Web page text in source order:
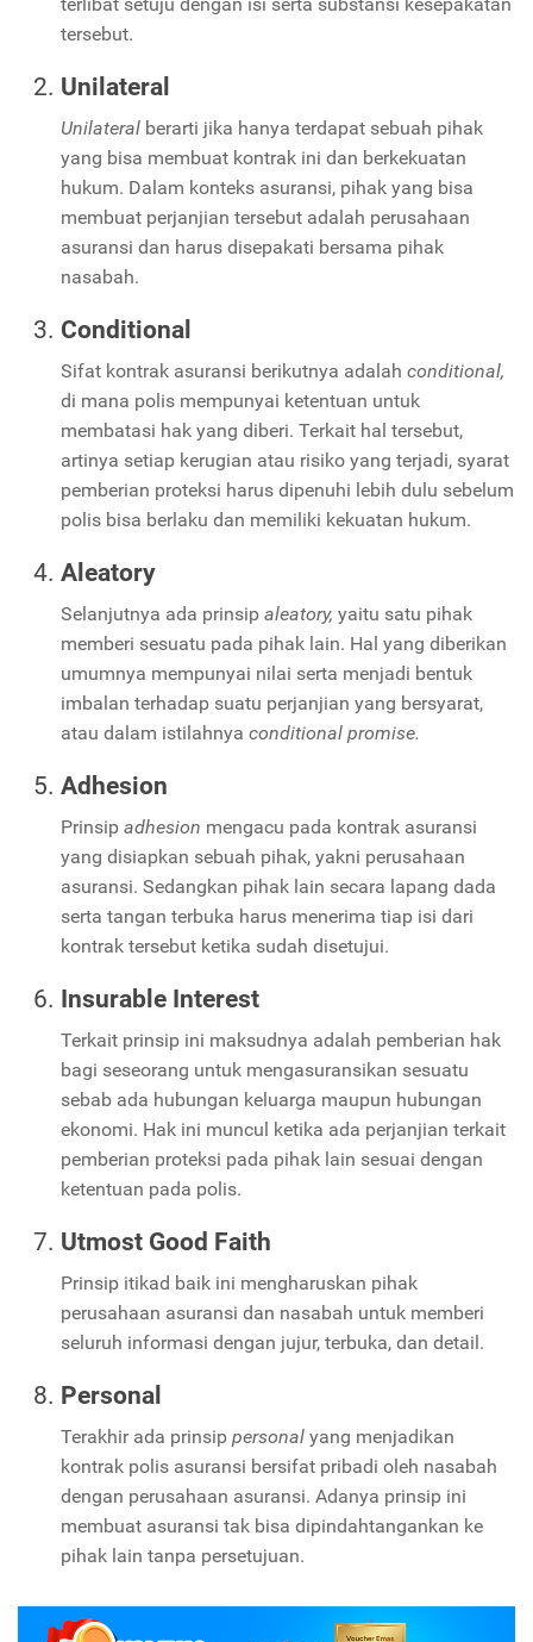
tersebut.
Unilateral
Unilateral berarti jika hanya terdapat sebuah pihak
yang bisa membuat kontrak ini dan berkekuatan
hukum. Dalam konteks asuransi, pihak yang bisa
membuat perjanjian tersebut adalah perusahaan
asuransi dan harus disepakati bersama pihak
nasabah.
Conditional
Sifat kontrak asuransi berikutnya adalah conditional,
di mana polis mempunyai ketentuan untuk
membatasi hak yang diberi. Terkait hal tersebut,
artinya setiap kerugian atau risiko yang terjadi, syarat
pemberian proteksi harus dipenuhi lebih dulu sebelum
polis bisa berlaku dan memiliki kekuatan hukum.
Aleatory
Selanjutnya ada prinsip aleatory, yaitu satu pihak
memberi sesuatu pada pihak lain. Hal yang diberikan
umumnya mempunyai nilai serta menjadi bentuk
imbalan terhadap suatu perjanjian yang bersyarat,
atau dalam istilahnya conditional promise.
Adhesion
Prinsip adhesion mengacu pada kontrak asuransi
yang disiapkan sebuah pihak, yakni perusahaan
asuransi. Sedangkan pihak lain secara lapang dada
serta tangan terbuka harus menerima tiap isi dari
kontrak tersebut ketika sudah disetujui.
Insurable Interest
Terkait prinsip ini maksudnya adalah pemberian hak
bagi seseorang untuk mengasuransikan sesuatu
sebab ada hubungan keluarga maupun hubungan
ekonomi. Hak ini muncul ketika ada perjanjian terkait
pemberian proteksi pada pihak lain sesuai dengan
ketentuan pada polis.
Utmost Good Faith
Prinsip itikad baik ini mengharuskan pihak
perusahaan asuransi dan nasabah untuk memberi
seluruh informasi dengan jujur, terbuka, dan detail.
Personal
Terakhir ada prinsip personal yang menjadikan
kontrak polis asuransi bersifat pribadi oleh nasabah
dengan perusahaan asuransi. Adanya prinsip ini
membuat asuransi tak bisa dipindahtangankan ke
pihak lain tanpa persetujuan.